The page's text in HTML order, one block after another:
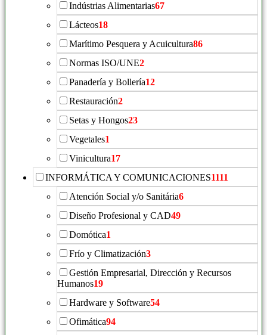
Indústrias Alimentarias67
Lácteos18
Marítimo Pesquera y Acuicultura86
Normas ISO/UNE2
Panadería y Bollería12
Restauración2
Setas y Hongos23
Vegetales1
Vinicultura17
INFORMÁTICA Y COMUNICACIONES1111
Atención Social y/o Sanitária6
Diseño Profesional y CAD49
Domótica1
Frío y Climatización3
Gestión Empresarial, Dirección y Recursos
Humanos19
Hardware y Software54
Ofimática94